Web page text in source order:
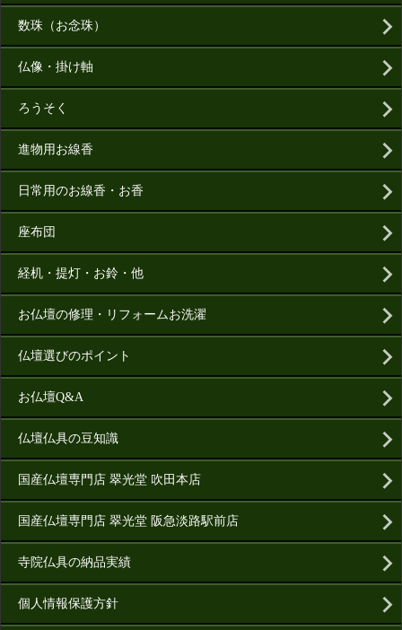
数珠（お念珠）
仏像・掛け軸
ろうそく
進物用お線香
日常用のお線香・お香
座布団
経机・提灯・お鈴・他
お仏壇の修理・リフォームお洗濯
仏壇選びのポイント
お仏壇Q&A
仏壇仏具の豆知識
国産仏壇専門店 翠光堂 吹田本店
国産仏壇専門店 翠光堂 阪急淡路駅前店
寺院仏具の納品実績
個人情報保護方針